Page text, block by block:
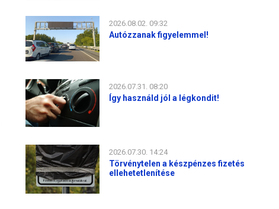
2026.08.02. 09:32
Autózzanak figyelemmel!
2026.07.31. 08:20
Így használd jól a légkondit!
2026.07.30. 14:24
Törvénytelen a készpénzes fizetés
ellehetetlenítése